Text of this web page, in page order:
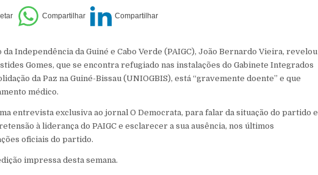
Independência da Guiné e Cabo Verde (PAIGC), João Bernardo Vieira, revelou
Gomes, que se encontra refugiado nas instalações do Gabinete Integrados
da Paz na Guiné-Bissau (UNIOGBIS), está “gravemente doente” e que
médico.
entrevista exclusiva ao jornal O Democrata, para falar da situação do partido e
à liderança do PAIGC e esclarecer a sua ausência, nos últimos
oficiais do partido.
impressa desta semana.